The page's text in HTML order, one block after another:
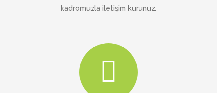
kadromuzla iletişim kurunuz.